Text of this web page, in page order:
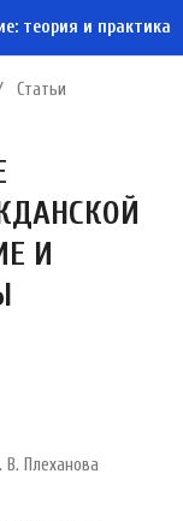
теория и практика
Статьи
И
В. Плеханова